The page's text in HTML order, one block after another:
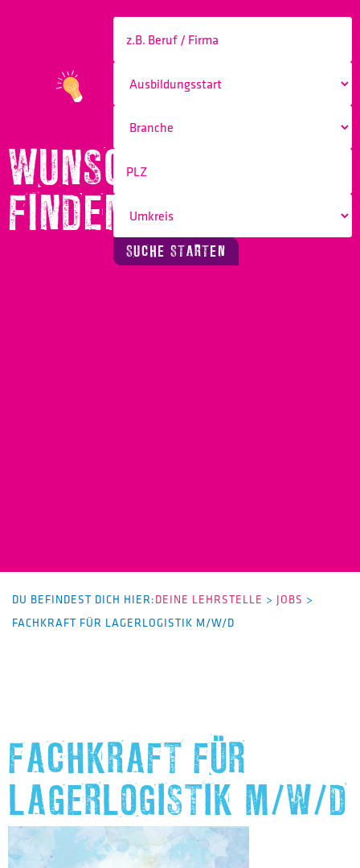
WUNSCHBERUF
FINDEN!
SUCHE STARTEN
DU BEFINDEST DICH HIER:DEINE LEHRSTELLE > JOBS >
FACHKRAFT FÜR LAGERLOGISTIK M/W/D
FACHKRAFT FÜR
LAGERLOGISTIK M/W/D